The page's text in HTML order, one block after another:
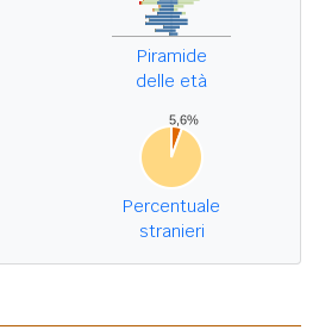
Piramide
delle età
Percentuale
stranieri